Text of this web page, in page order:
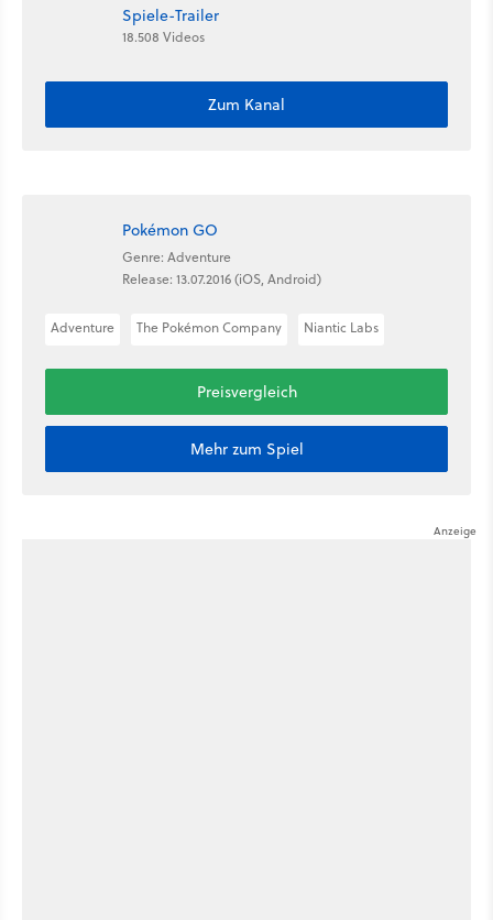
Spiele-Trailer
18.508 Videos
Zum Kanal
Pokémon GO
Genre: Adventure
Release: 13.07.2016 (iOS, Android)
Adventure The Pokémon Company Niantic Labs
Preisvergleich
Mehr zum Spiel